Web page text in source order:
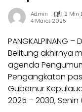
Admin
2 Min
4 Maret 2025
PANGKALPINANG
Belitung akhirnya
agenda
Pengangkatan
Gubernur
2025 – 2030,